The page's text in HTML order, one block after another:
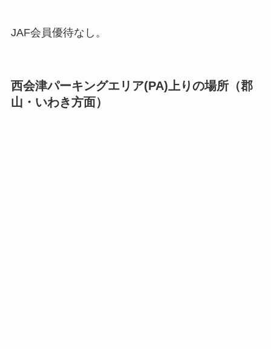
JAF会員優待なし。
西会津パーキングエリア(PA)上りの場所（郡
山・いわき方面）